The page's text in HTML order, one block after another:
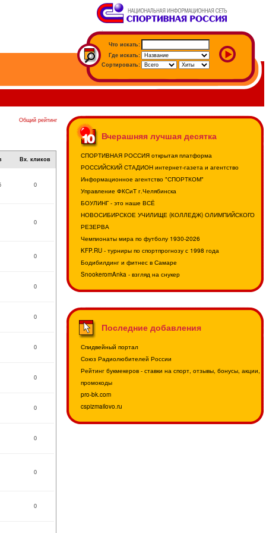
Что искать:
Где искать:
Сортировать:
Общий рейтинг
Вх. кликов
0
0
0
0
0
0
0
0
0
0
0
Вчерашняя лучшая десятка
СПОРТИВНАЯ РОССИЯ открытая платформа
РОССИЙСКИЙ СТАДИОН интернет-газета и агентство
Информационное агентство "СПОРТКОМ"
Управление ФКСиТ г.Челябинска
БОУЛИНГ - это наше ВСЁ
НОВОСИБИРСКОЕ УЧИЛИЩЕ (КОЛЛЕДЖ) ОЛИМПИЙСКОГО
РЕЗЕРВА
Чемпионаты мира по футболу 1930-2026
KFP.RU - турниры по спортпрогнозу с 1998 года
Бодибилдинг и фитнес в Самаре
SnookeromAnka - взгляд на снукер
Последние добавления
Спидвейный портал
Союз Радиолюбителей России
Рейтинг букмекеров - ставки на спорт, отзывы, бонусы, акции,
промокоды
pro-bk.com
cspizmailovo.ru